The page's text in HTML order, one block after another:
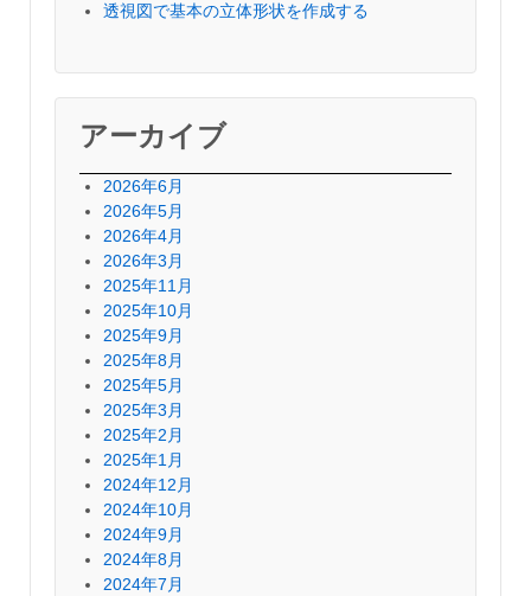
透視図で基本の立体形状を作成する
アーカイブ
2026年6月
2026年5月
2026年4月
2026年3月
2025年11月
2025年10月
2025年9月
2025年8月
2025年5月
2025年3月
2025年2月
2025年1月
2024年12月
2024年10月
2024年9月
2024年8月
2024年7月